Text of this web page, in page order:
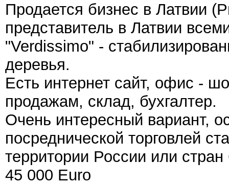
Продается бизнес в
представитель в Латвии
"Verdissimo" -
деревья.
Есть интернет сайт, офис -
продажам, склад, бухгалтер.
Очень интересный вариант,
посреднической торговлей
территории России или
45 000 Euro